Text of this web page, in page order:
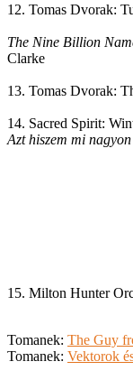
12. Tomas Dvorak:
The Nine Billion
Clarke
13. Tomas Dvorak:
14. Sacred Spirit:
Azt hiszem mi
fi | 2hozzászólás
h
k s c p s
v